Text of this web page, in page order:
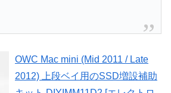
OWC Mac mini (Mid 2011 / Late
2012) 上段ベイ用のSSD増設補助